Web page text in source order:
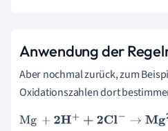
Anwendung der
Aber nochmal zurück, zum
Oxidationszahlen dort
Mg+ 2H++2Cl-→Mg2++2Cl -+H 2